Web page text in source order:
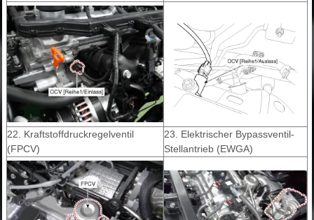
22. Kraftstoffdruckregelventil
(FPCV)
23. Elektrischer Bypassventil-
Stellantrieb (EWGA)